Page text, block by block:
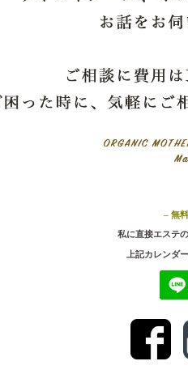
– 無
私に直接エステ
上記カ レンダ